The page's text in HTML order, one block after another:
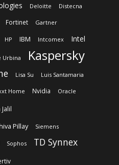
Deloitte Distecna
Fortinet Gartner
HP IBM Intcomex Intel
Urbina Kaspersky
Lisa Su Luis Santamaria
Home Nvidia Oracle
Jalil
Pillay Siemens
Sophos TD Synnex